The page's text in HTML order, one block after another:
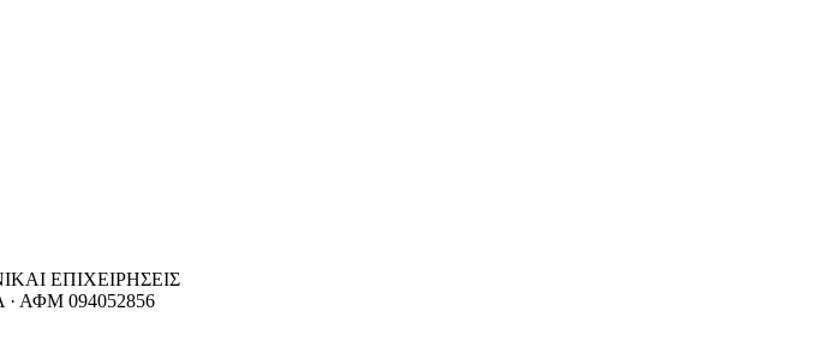
ΕΠΙΧΕΙΡΗΣΕΙΣ
ΑΦΜ 094052856